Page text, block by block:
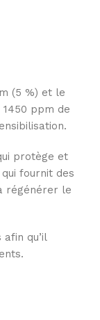
(5 %) et le
ppm de
protège et
fournit des
régénérer le
qu’il